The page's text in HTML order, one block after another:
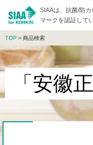
SIAAは、抗菌/防
マークを認証して
TOP > 商品検索
「安徽